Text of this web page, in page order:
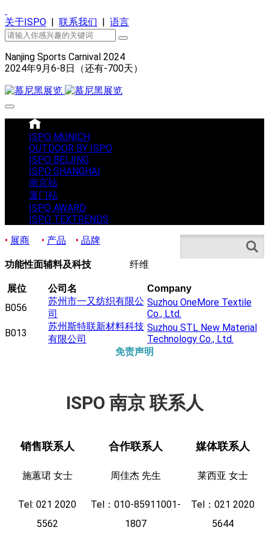
关于ISPO | 联系我们 | 语言
Nanjing Sports Carnival 2024
2024年9月6-8日（还有-700天）
ISPO MUNICH
OUTDOOR BY ISPO
ISPO BEIJING
ISPO SHANGHAI
南京站
厦门站
ISPO AWARD
ISPO TEXTRENDS
• 展商 • 产品 • 品牌 Search
功能性面辅料及科技 纤维
展位 公司名 Company
B056
苏州市一又纺织有限公
司
Suzhou OneMore Textile
Co., Ltd.
B013
苏州斯特联新材料科技
有限公司
Suzhou STL New Material
Technology Co., Ltd.
免责声明
ISPO 南京 联系人
销售联系人
施蕙珺 女士
Tel: 021 2020
5562
合作联系人
周佳杰 先生
Tel：010-85911001-
1807
媒体联系人
莱西亚 女士
Tel：021 2020
5644